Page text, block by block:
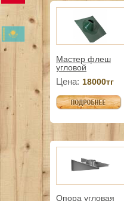
Мастер флеш
угловой
Цена: 18000тг
Опора угловая